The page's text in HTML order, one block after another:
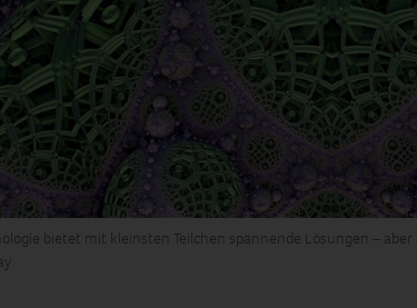
bietet mit kleinsten Teilchen spannende Lösungen –